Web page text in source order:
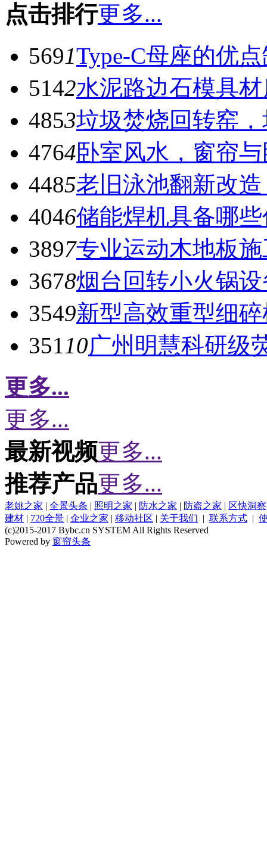
点击排行更多...
5691Type-C母座的优
5142水泥路边石模具
4853垃圾焚烧回转窑
4764卧室风水，窗帘
4485老旧泳池翻新改
4046储能焊机具备哪
3897专业运动木地板
3678烟台回转小火锅
3549新型高效重型细
35110广州明慧科研级
更多...
更多...
最新视频更多...
推荐产品更多...
老姚之家 | 全景头条 | 照明之家 | 防水之家 | 防盗之家 | 区快洞察
建材 | 720全景 | 企业之家 | 移动社区 | 关于我们 | 联系方式 |
(c)2015-2017 Bybc.cn SYSTEM All Rights Reserved
Powered by 窗帘头条